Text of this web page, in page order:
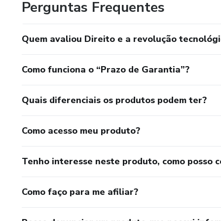
Perguntas Frequentes
Quem avaliou Direito e a revolução
Como funciona o “Prazo de Garantia”?
Quais diferenciais os produtos podem ter?
Como acesso meu produto?
Tenho interesse neste produto, como posso
Como faço para me afiliar?